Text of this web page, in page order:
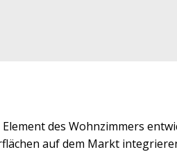
des Wohnzimmers
auf dem Markt